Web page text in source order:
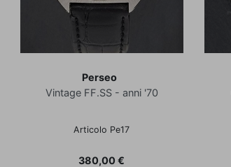
Perseo
Vintage FF.SS - anni '70
Articolo Pe17
Prezzo
380,00 €